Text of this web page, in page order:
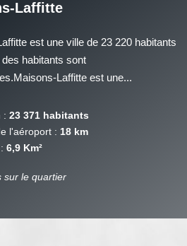
Laffitte
est une ville de 23 220 habitants
habitants sont
Laffitte est une...
: 23 371 habitants
l'aéroport : 18 km
6,9 Km²
le quartier